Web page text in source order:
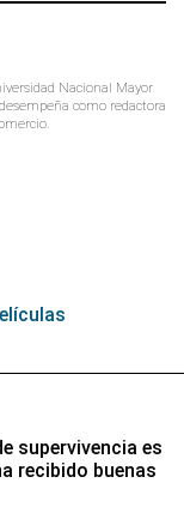
Nacional Mayor
como redactora
supervivencia es
recibido buenas